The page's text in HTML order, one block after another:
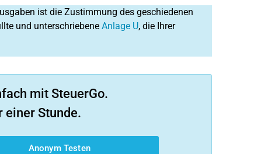
ist die Zustimmung des geschiedenen
und unterschriebene Anlage U, die Ihrer
mit SteuerGo.
einer Stunde.
Anonym Testen